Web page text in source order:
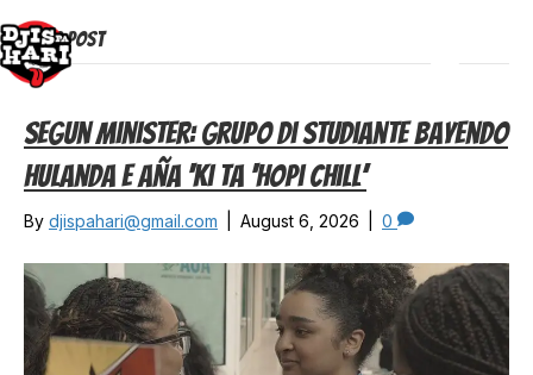
Long Post
Segun Minister: Grupo Di Studiante Bayendo
Hulanda E Aña ‘ki Ta ‘hopi Chill’
By djispahari@gmail.com August 6, 2026 0